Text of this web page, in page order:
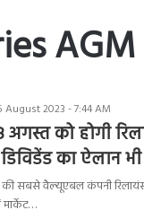
AGM
August 2023 - 7:44 AM
अगस्त को होगी
का ऐलान
सबसे वैल्यूएबल कंपनी रिलायंस